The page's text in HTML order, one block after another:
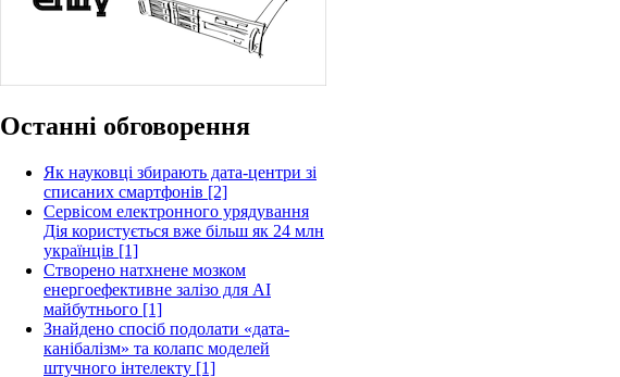
Останні обговорення
Як науковці збирають дата-центри зі
списаних смартфонів [2]
Сервісом електронного урядування
Дія користується вже більш як 24 млн
українців [1]
Створено натхнене мозком
енергоефективне залізо для AI
майбутнього [1]
Знайдено спосіб подолати «дата-
канібалізм» та колапс моделей
штучного інтелекту [1]